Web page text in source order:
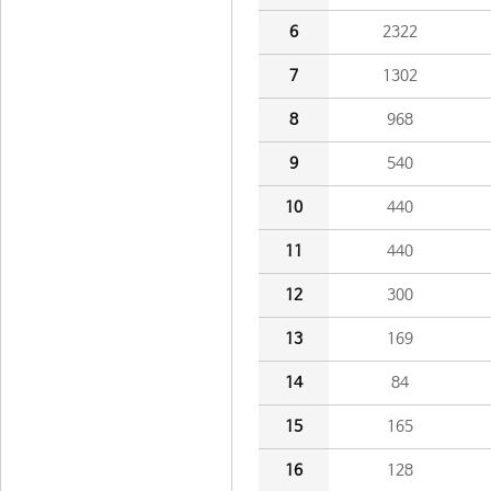
6 2322
7 1302
8 968
9 540
10 440
11 440
12 300
13 169
14 84
15 165
16 128